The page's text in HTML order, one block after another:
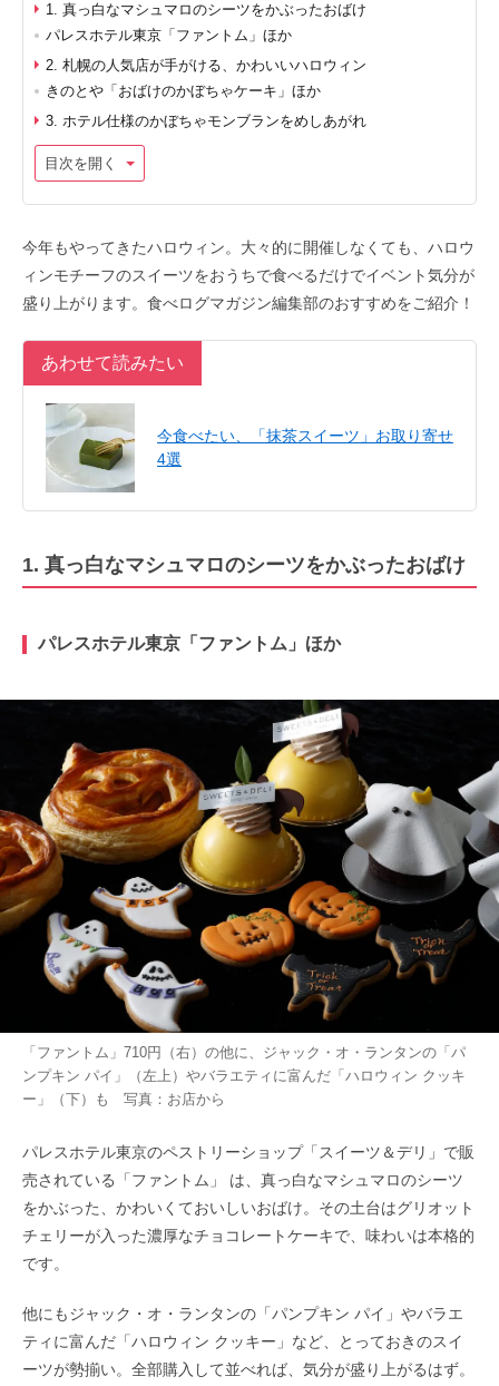
1. 真っ白なマシュマロのシーツをかぶったおばけ
パレスホテル東京「ファントム」ほか
2. 札幌の人気店が手がける、かわいいハロウィン
きのとや「おばけのかぼちゃケーキ」ほか
3. ホテル仕様のかぼちゃモンブランをめしあがれ
目次を開く
今年もやってきたハロウィン。大々的に開催しなくても、ハロウ
ィンモチーフのスイーツをおうちで食べるだけでイベント気分が
盛り上がります。食べログマガジン編集部のおすすめをご紹介！
あわせて読みたい
今食べたい、「抹茶スイーツ」お取り寄せ
4選
1. 真っ白なマシュマロのシーツをかぶったおばけ
パレスホテル東京「ファントム」ほか
「ファントム」710円（右）の他に、ジャック・オ・ランタンの「パ
ンプキン パイ」（左上）やバラエティに富んだ「ハロウィン クッキ
ー」（下）も 写真：お店から
パレスホテル東京のペストリーショップ「スイーツ＆デリ」で販
売されている「ファントム」 は、真っ白なマシュマロのシーツ
をかぶった、かわいくておいしいおばけ。その土台はグリオット
チェリーが入った濃厚なチョコレートケーキで、味わいは本格的
です。
他にもジャック・オ・ランタンの「パンプキン パイ」やバラエ
ティに富んだ「ハロウィン クッキー」など、とっておきのスイ
ーツが勢揃い。全部購入して並べれば、気分が盛り上がるはず。